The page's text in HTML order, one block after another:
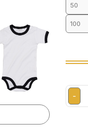
50
100
-